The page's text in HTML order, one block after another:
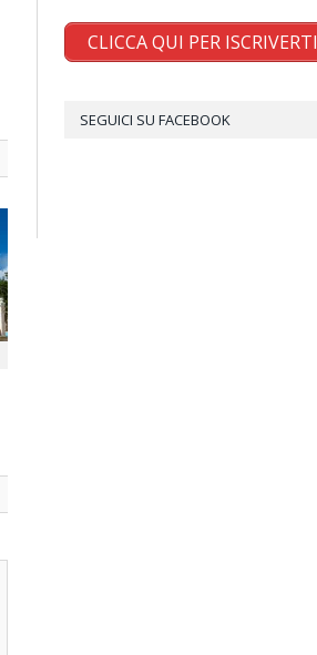
CLICCA QUI PER ISCRIVERTI
SEGUICI SU FACEBOOK